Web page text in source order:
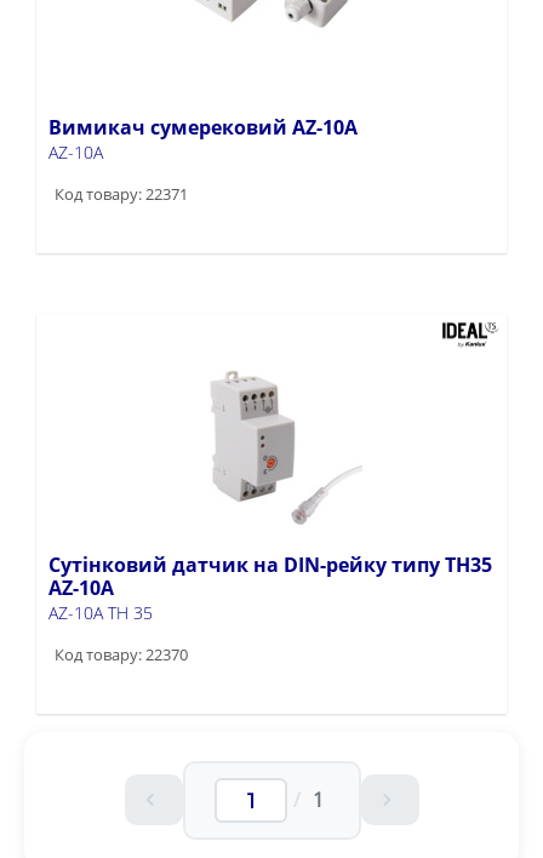
Вимикач сумерековий AZ-10A
AZ-10A
Код товару: 22371
Сутінковий датчик на DIN-рейку типу TH35
AZ-10A
AZ-10A TH 35
Код товару: 22370
/ 1